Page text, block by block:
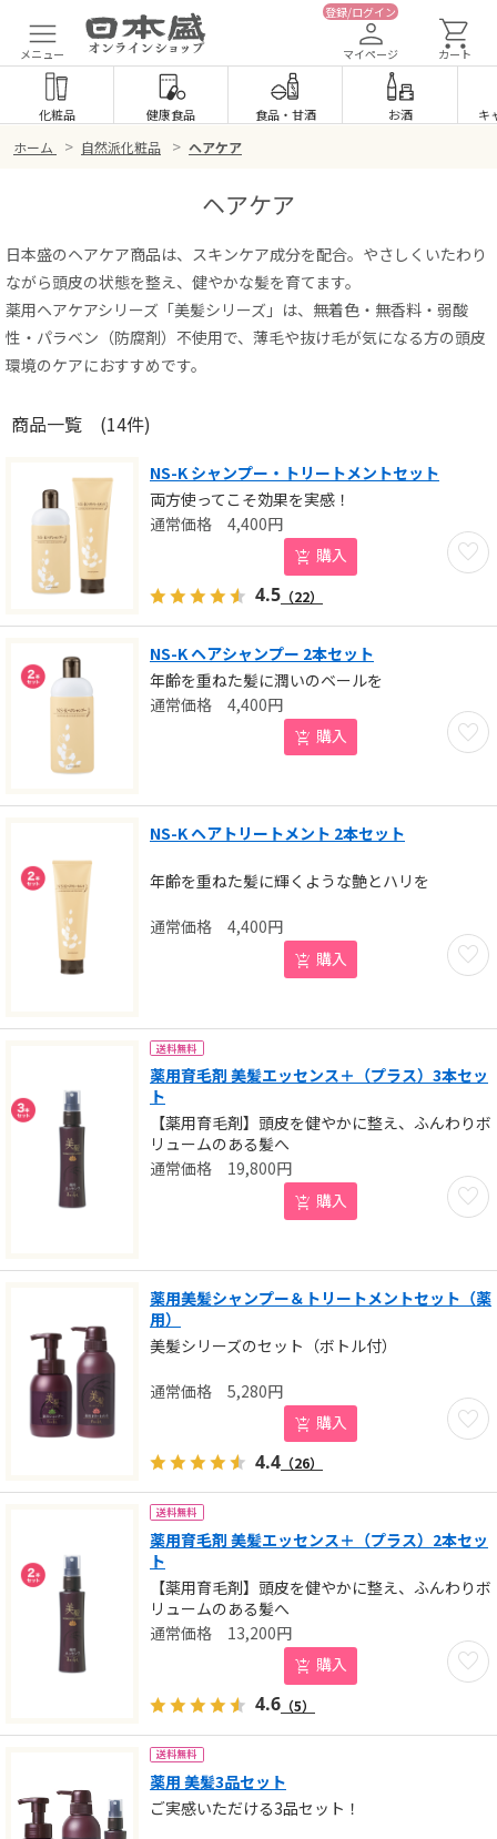
メニュー
登録/ログイン
マイページ カート
化粧品 健康食品 食品・ 甘酒 お酒 キ
ホーム > 自然派化粧品 > ヘアケア
ヘアケア
日本盛のヘアケア商品は、スキンケア成分を配合。やさしくいたわり
ながら頭皮の状態を整え、健やかな髪を育てます。
薬用ヘアケアシリーズ「美髪シリーズ」は、無着色・無香料・弱酸
性・パラベン（防腐剤）不使用で、薄毛や抜け毛が気になる方の頭皮
環境のケアにおすすめです。
商品一覧 (14件)
NS-K シャンプー・トリートメントセット
両方使ってこそ効果を実感！
お気
4,400円
購入
4.5 （22）
NS-K ヘアシャンプー 2本セット
年齢を重ねた髪に潤いのベールを
お気
4,400円
購入
NS-K ヘアトリートメント 2本セット
年齢を重ねた髪に輝くような艶とハリを
お気
4,400円
購入
送料無料
薬用育毛剤 美髪エッセンス＋（プラス）3本セッ
ト
【薬用育毛剤】頭皮を健やかに整え、ふんわりボ
リュームのある髪へ
お気
19,800円
購入
薬用美髪シャンプー＆トリートメントセット（薬
用）
美髪シリーズのセット（ボトル付）
お気
5,280円
購入
4.4 （26）
送料無料
薬用育毛剤 美髪エッセンス＋（プラス）2本セッ
ト
【薬用育毛剤】頭皮を健やかに整え、ふんわりボ
リュームのある髪へ
お気
13,200円
購入
4.6 （5）
送料無料
薬用 美髪3品セット
ご実感いただける3品セット！